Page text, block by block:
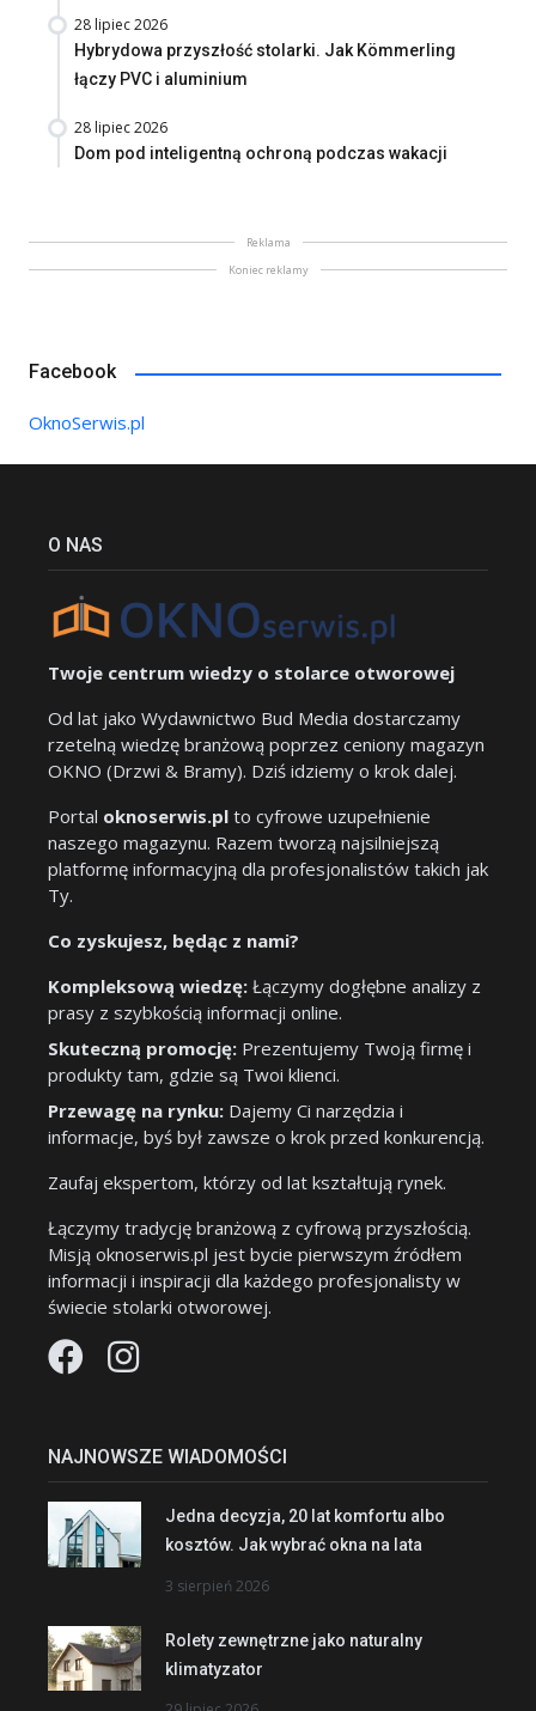
28 lipiec 2026
Hybrydowa przyszłość stolarki. Jak Kömmerling
łączy PVC i aluminium
28 lipiec 2026
Dom pod inteligentną ochroną podczas wakacji
Reklama
Koniec reklamy
Facebook
OknoSerwis.pl
O NAS
Twoje centrum wiedzy o stolarce otworowej
Od lat jako Wydawnictwo Bud Media dostarczamy
rzetelną wiedzę branżową poprzez ceniony magazyn
OKNO (Drzwi & Bramy). Dziś idziemy o krok dalej.
Portal oknoserwis.pl to cyfrowe uzupełnienie
naszego magazynu. Razem tworzą najsilniejszą
platformę informacyjną dla profesjonalistów takich jak
Ty.
Co zyskujesz, będąc z nami?
Kompleksową wiedzę: Łączymy dogłębne analizy z
prasy z szybkością informacji online.
Skuteczną promocję: Prezentujemy Twoją firmę i
produkty tam, gdzie są Twoi klienci.
Przewagę na rynku: Dajemy Ci narzędzia i
informacje, byś był zawsze o krok przed konkurencją.
Zaufaj ekspertom, którzy od lat kształtują rynek.
Łączymy tradycję branżową z cyfrową przyszłością.
Misją oknoserwis.pl jest bycie pierwszym źródłem
informacji i inspiracji dla każdego profesjonalisty w
świecie stolarki otworowej.
NAJNOWSZE WIADOMOŚCI
Jedna decyzja, 20 lat komfortu albo
kosztów. Jak wybrać okna na lata
3 sierpień 2026
Rolety zewnętrzne jako naturalny
klimatyzator